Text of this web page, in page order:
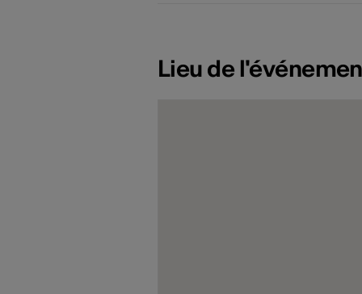
Lieu de